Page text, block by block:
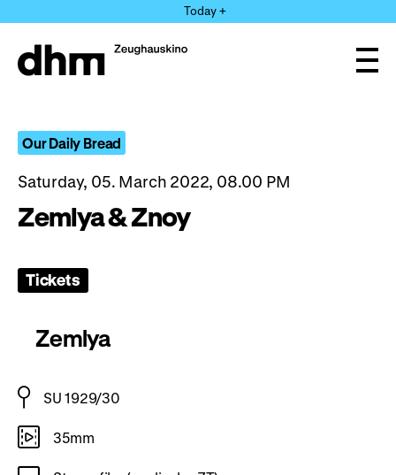
directly
the
Today +
Our Daily Bread
Saturday, 05. March 2022, 08.00 PM
Zemlya & Znoy
Tickets
Zemlya
SU 1929/30
35mm